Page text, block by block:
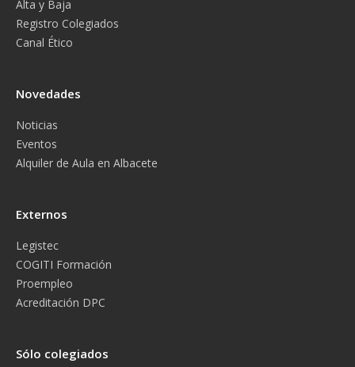
Alta y Baja
Registro Colegiados
Canal Ético
Novedades
Noticias
Eventos
Alquiler de Aula en Albacete
Externos
Legistec
COGITI Formación
Proempleo
Acreditación DPC
Sólo colegiados